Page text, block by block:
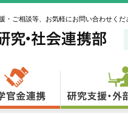
・ご相談等、お気軽にお問い合わせくだ